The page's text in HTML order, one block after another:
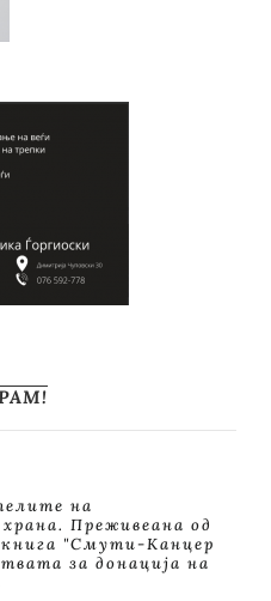
на
Преживеана од
"Смути-Канцер
за донација на